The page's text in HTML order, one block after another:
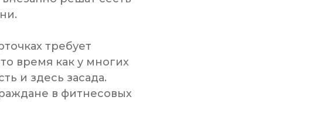
требует
время как у многих
и здесь засада.
в фитнесовых